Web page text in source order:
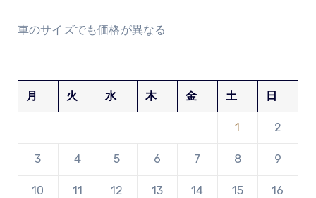
車のサイズでも価格が異なる
月 火 水 木 金 土 日
1 2
3 4 5 6 7 8 9
10 11 12 13 14 15 16